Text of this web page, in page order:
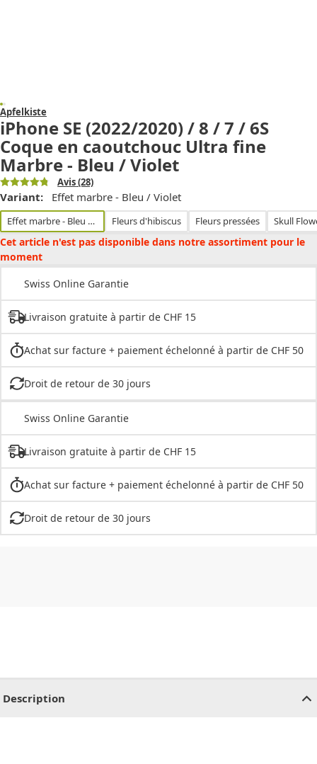
Apfelkiste
iPhone SE (2022/2020) / 8 / 7 / 6S
Coque en caoutchouc Ultra fine
Marbre - Bleu / Violet
Avis(28)
Variant: Effet marbre - Bleu / Violet
Effet marbre - Bleu / Violet Fleurs d'hibiscus Fleurs pressées
Cet article n'est pas disponible dans notre assortiment pour le
moment
Swiss Online Garantie
Livraison gratuite à partir de CHF 15
Achat sur facture + paiement échelonné à partir de CHF 50
Droit de retour de 30 jours
Swiss Online Garantie
Livraison gratuite à partir de CHF 15
Achat sur facture + paiement échelonné à partir de CHF 50
Droit de retour de 30 jours
Description